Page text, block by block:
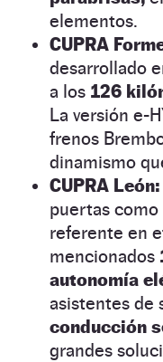
elementos.
CUPRA
desarrollado
a los 126
La versión e-
frenos
dinamismo
CUPRA León:
puertas como
referente en
mencionados
autonomía
asistentes de
conducción
grandes